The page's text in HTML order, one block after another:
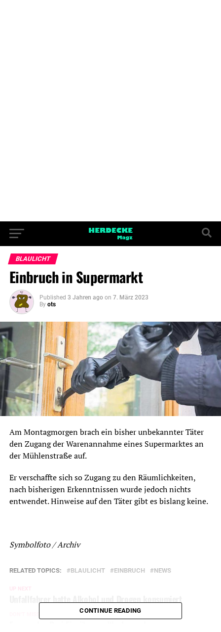
BLAULICHT
Einbruch in Supermarkt
Published 3 Jahren ago on 7. März 2023
By ots
Am Montagmorgen brach ein bisher unbekannter Täter
den Zugang der Warenannahme eines Supermarktes an
der Mühlenstraße auf.
Er verschaffte sich so Zugang zu den Räumlichkeiten,
nach bisherigen Erkenntnissen wurde jedoch nichts
entwendet. Hinweise auf den Täter gibt es bislang keine.
Symbolfoto / Archiv
RELATED TOPICS: BLAULICHT EINBRUCH NEWS
UP NEXT
CONTINUE READING